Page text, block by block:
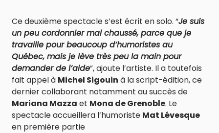
Ce deuxième spectacle s’est écrit en solo. “Je suis
un peu cordonnier mal chaussé, parce que je
travaille pour beaucoup d’humoristes au
Québec, mais je lève très peu la main pour
demander de l’aide”, ajoute l’artiste. Il a toutefois
fait appel à Michel Sigouin à la script-édition, ce
dernier collaborant notamment au succès de
Mariana Mazza et Mona de Grenoble. Le
spectacle accueillera l’humoriste Mat Lévesque
en première partie